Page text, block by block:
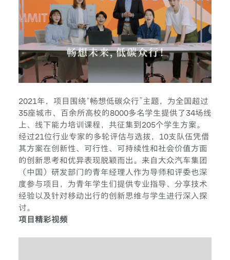
2021年，项目围绕“畅想低碳众行”主题，为全国超过
35座城市、百余所高校的8000多名学生提供了34场线
上、线下能力培训课程，共征集到205个学生方案。
经过21位行业专家的多轮评估与选拔，10支队伍凭借
其方案在创新性、可行性、可持续性和社会价值方面
的创新思考和优异表现脱颖而出。来自大众汽车集团
（中国）研发部门的青年经理人作为导师和评委也深
度参与项目，为青年学生们提供专业指导、分享技术
经验以及针对移动出行的创新思维与学生进行深入探
讨。
项目精彩视频